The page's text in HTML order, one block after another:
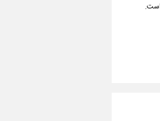
است.